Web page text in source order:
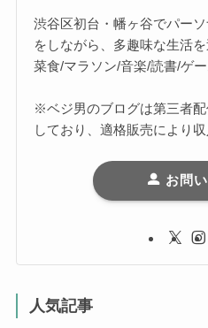
渋谷区初台・幡ヶ谷でパー
をしながら、多趣味な生活を
菜食/マラソン/音楽/読書/ゲ
※ベジ男のブログは第三者
しており、適格販売により収
お問
人気記事